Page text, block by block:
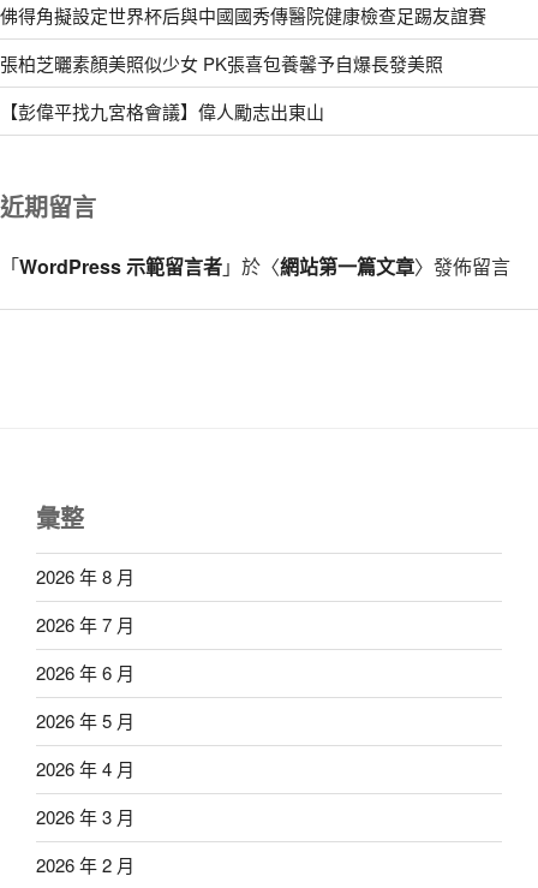
佛得角擬設定世界杯后與中國國秀傳醫院健康檢查足踢友誼賽
張柏芝曬素顏美照似少女 PK張喜包養馨予自爆長發美照
【彭偉平找九宮格會議】偉人勵志出東山
近期留言
「WordPress 示範留言者」於〈網站第一篇文章〉發佈留言
彙整
2026 年 8 月
2026 年 7 月
2026 年 6 月
2026 年 5 月
2026 年 4 月
2026 年 3 月
2026 年 2 月